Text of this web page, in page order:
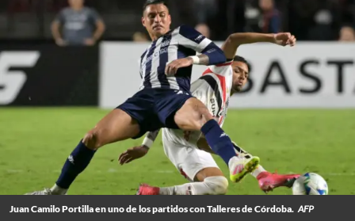
Juan Camilo Portilla en uno de los partidos con Talleres de Córdoba. AFP